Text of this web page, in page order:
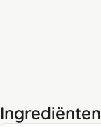
Ingrediënten